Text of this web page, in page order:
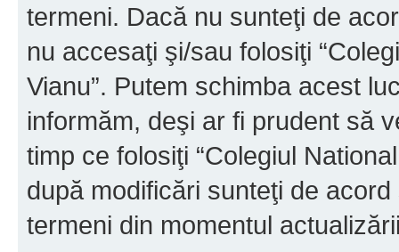
termeni. Dacă nu sunteţi de
nu accesaţi şi/sau folosiţi
Vianu”. Putem schimba acest
informăm, deşi ar fi prudent să
timp ce folosiţi “Colegiul
după modificări sunteţi de
termeni din momentul